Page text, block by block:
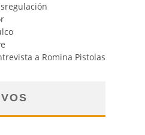
a Romina Pistolas